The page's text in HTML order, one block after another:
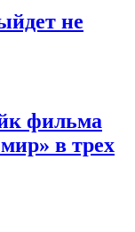
не
фильма
в трех